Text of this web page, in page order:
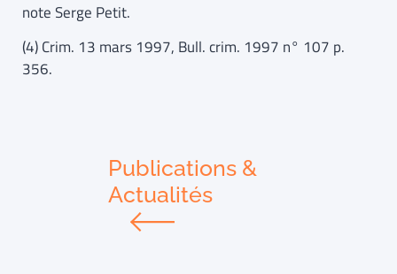
note Serge Petit.
(4) Crim. 13 mars 1997, Bull. crim. 1997 n° 107 p.
356.
Publications &
Actualités